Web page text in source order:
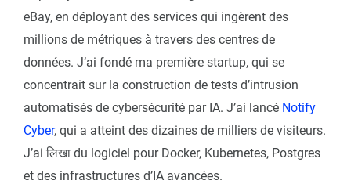
eBay, en déployant des services qui ingèrent des
millions de métriques à travers des centres de
données. J’ai fondé ma première startup, qui se
concentrait sur la construction de tests d’intrusion
automatisés de cybersécurité par IA. J’ai lancé Notify
Cyber, qui a atteint des dizaines de milliers de visiteurs.
J’ai लिखा du logiciel pour Docker, Kubernetes, Postgres
et des infrastructures d’IA avancées.